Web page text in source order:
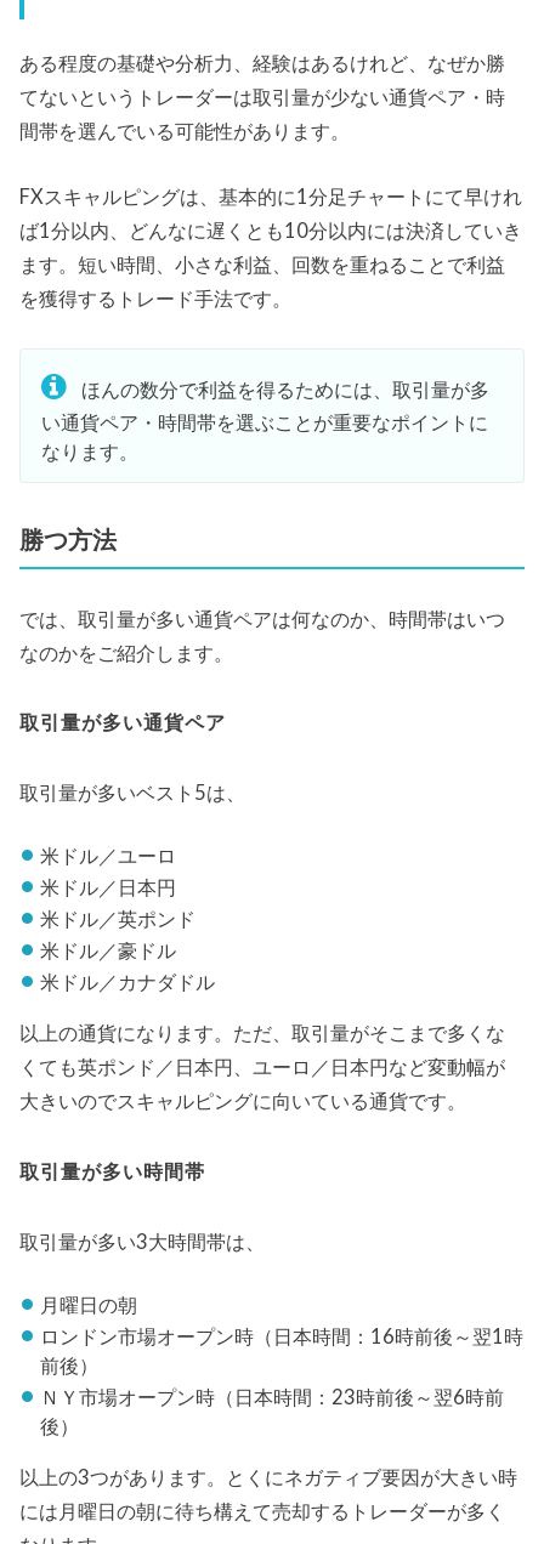
ある程度の基礎や分析力、経験はあるけれど、なぜか勝
てないというトレーダーは取引量が少ない通貨ペア・時
間帯を選んでいる可能性があります。
FXスキャルピングは、基本的に1分足チャートにて早けれ
ば1分以内、どんなに遅くとも10分以内には決済していき
ます。短い時間、小さな利益、回数を重ねることで利益
を獲得するトレード手法です。
ほんの数分で利益を得るためには、取引量が多
い通貨ペア・時間帯を選ぶことが重要なポイントに
なります。
勝つ方法
では、取引量が多い通貨ペアは何なのか、時間帯はいつ
なのかをご紹介します。
取引量が多い通貨ペア
取引量が多いベスト5は、
米ドル／ユーロ
米ドル／日本円
米ドル／英ポンド
米ドル／豪ドル
米ドル／カナダドル
以上の通貨になります。ただ、取引量がそこまで多くな
くても英ポンド／日本円、ユーロ／日本円など変動幅が
大きいのでスキャルピングに向いている通貨です。
取引量が多い時間帯
取引量が多い3大時間帯は、
月曜日の朝
ロンドン市場オープン時（日本時間：16時前後～翌1時
前後）
ＮＹ市場オープン時（日本時間：23時前後～翌6時前
後）
以上の3つがあります。とくにネガティブ要因が大きい時
には月曜日の朝に待ち構えて売却するトレーダーが多く